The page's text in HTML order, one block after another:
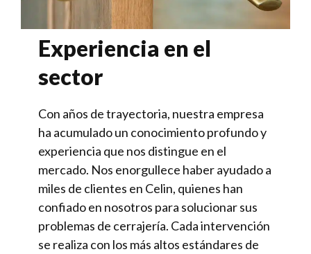
Experiencia en el
sector
Con años de trayectoria, nuestra empresa
ha acumulado un conocimiento profundo y
experiencia que nos distingue en el
mercado. Nos enorgullece haber ayudado a
miles de clientes en Celin, quienes han
confiado en nosotros para solucionar sus
problemas de cerrajería. Cada intervención
se realiza con los más altos estándares de